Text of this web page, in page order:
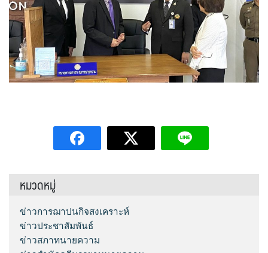
หมวดหมู่
ข่าวการฌาปนกิจสงเคราะห์
ข่าวประชาสัมพันธ์
ข่าวสภาทนายความ